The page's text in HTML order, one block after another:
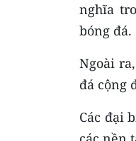
nghĩa
bóng đá.
Ngoài
đá cộng
Các đại